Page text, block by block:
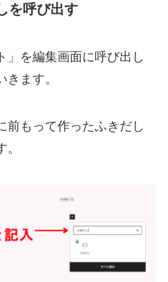
を呼び出す
」を編集画面に呼び出し
ます。
前もって作ったふきだし